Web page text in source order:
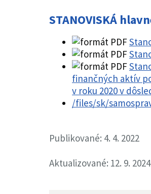
STANOVISKÁ
finančných aktív
v roku 2020 v
/files/sk/
Publikované: 4. 4. 2022
Aktualizované: 12. 9. 2024